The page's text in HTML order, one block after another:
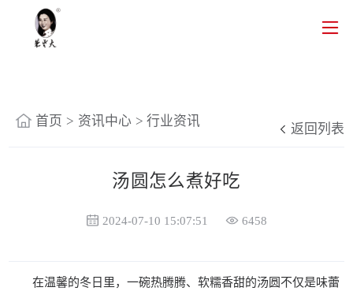
首页 > 资讯中心 > 行业资讯
返回列表
汤圆怎么煮好吃
2024-07-10 15:07:51 6458
在温馨的冬日里，一碗热腾腾、软糯香甜的汤圆不仅是味蕾